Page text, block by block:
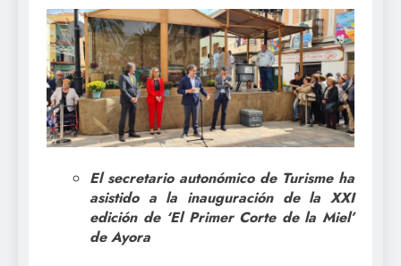
El secretario autonómico de Turisme ha
asistido a la inauguración de la XXI
edición de ‘El Primer Corte de la Miel’
de Ayora